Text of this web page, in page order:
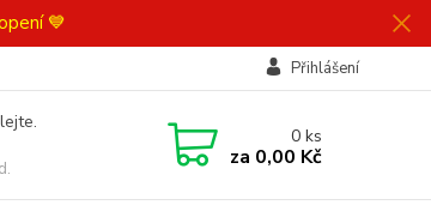
💙
Přihlášení
0ks
za 0,00 Kč